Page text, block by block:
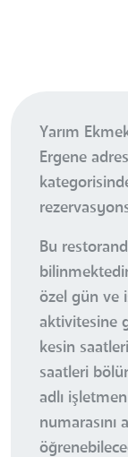
Yarım
Ergene
Bu
özel gün ve
aktivitesine
kesin
saatleri
adlı
numarasını